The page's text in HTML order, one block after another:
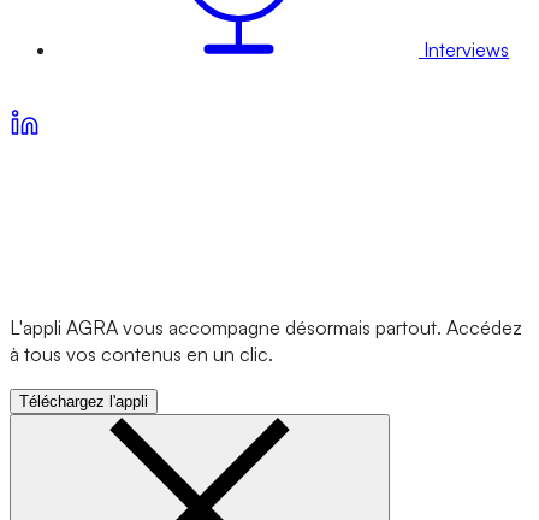
Interviews
L'appli AGRA vous accompagne désormais partout. Accédez
à tous vos contenus en un clic.
Téléchargez l'appli